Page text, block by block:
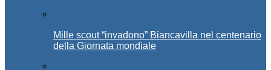
Mille scout “invadono” Biancavilla nel centenario
della Giornata mondiale